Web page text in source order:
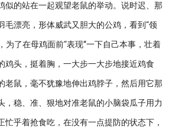
似的站在一起观望老鼠的举动。说时迟、那
毛漂亮，形体威武又胆大的公鸡，看到“领
为了在母鸡面前“表现”一下自己本事，壮着
鸡头，挺着胸，一大步一大步地接近鸡食
老鼠，毫不犹豫地伸出鸡脖子，然后用它那
，稳、准、狠地对准老鼠的小脑袋瓜子用力
忙乎着抢食吃，在没有一点提防的状态下，